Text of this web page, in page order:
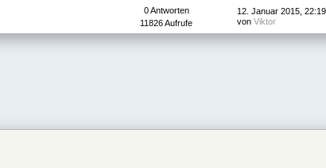
0 Antworten
11826 Aufrufe
12. Januar 2015,
von Viktor